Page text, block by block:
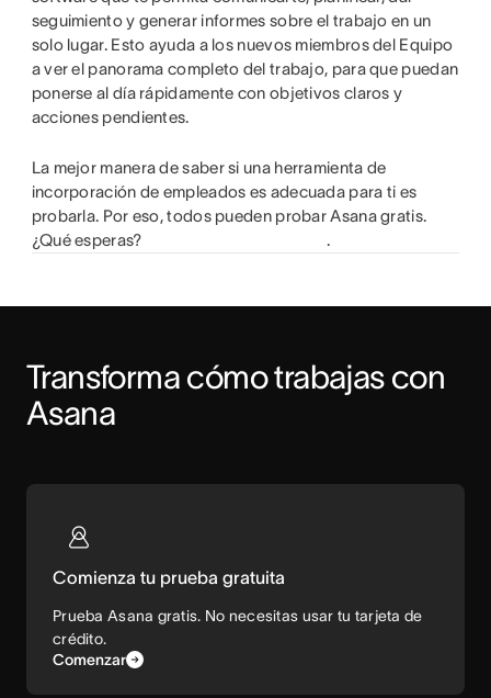
seguimiento y generar informes sobre el trabajo en un
solo lugar. Esto ayuda a los nuevos miembros del Equipo
a ver el panorama completo del trabajo, para que puedan
ponerse al día rápidamente con objetivos claros y
acciones pendientes.
La mejor manera de saber si una herramienta de
incorporación de empleados es adecuada para ti es
probarla. Por eso, todos pueden probar Asana gratis.
¿Qué esperas?
.
Transforma cómo trabajas con
Asana
Comienza tu prueba gratuita
Prueba Asana gratis. No necesitas usar tu tarjeta de
crédito.
Comenzar